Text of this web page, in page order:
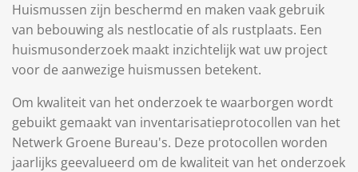
Huismussen zijn beschermd en maken vaak gebruik
van bebouwing als nestlocatie of als rustplaats. Een
huismusonderzoek maakt inzichtelijk wat uw project
voor de aanwezige huismussen betekent.
Om kwaliteit van het onderzoek te waarborgen wordt
gebuikt gemaakt van inventarisatieprotocollen van het
Netwerk Groene Bureau's. Deze protocollen worden
jaarlijks geevalueerd om de kwaliteit van het onderzoek